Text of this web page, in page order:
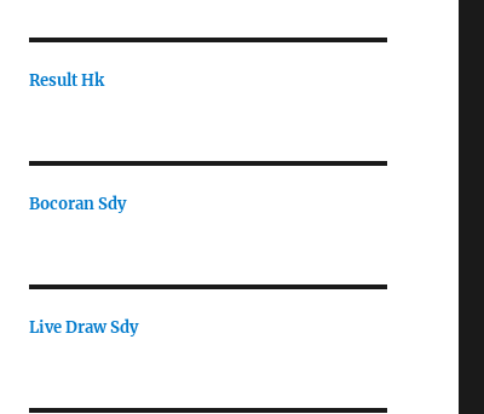
Result Hk
Bocoran Sdy
Live Draw Sdy